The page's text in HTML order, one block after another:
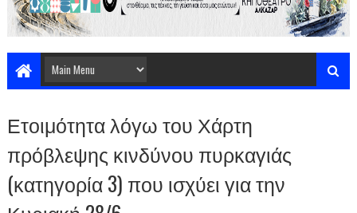
Ετοιμότητα λόγω του Χάρτη
πρόβλεψης κινδύνου πυρκαγιάς
(κατηγορία 3) που ισχύει για την